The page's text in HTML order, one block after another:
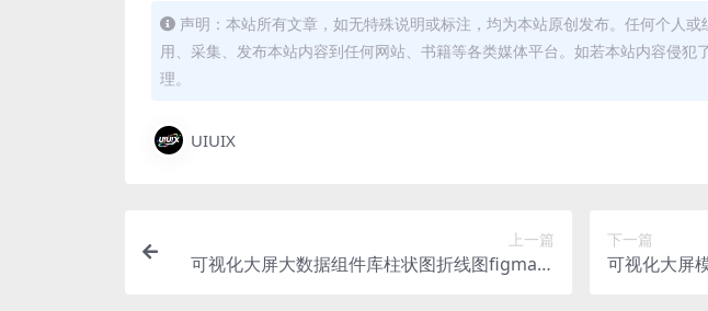
声明：本站所有文章，如无特殊说明或标注，均为本站原创发布。任何个人
用、采集、发布本站内容到任何网站、书籍等各类媒体平台。如若本站内容侵犯
理。
UIUIX
上一篇
可视化大屏大数据组件库柱状图折线图figma组
下一篇
可视化大屏